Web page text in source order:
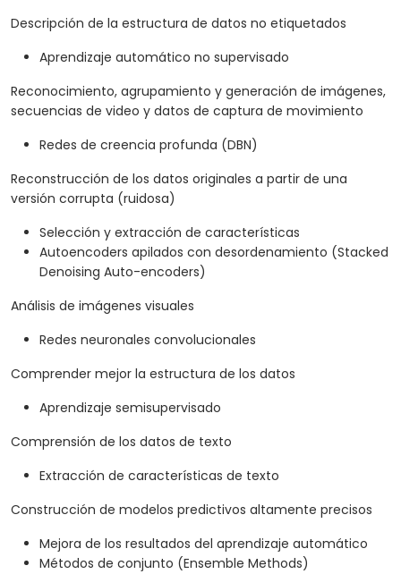
Descripción de la estructura de datos no etiquetados
Aprendizaje automático no supervisado
Reconocimiento, agrupamiento y generación de imágenes,
secuencias de video y datos de captura de movimiento
Redes de creencia profunda (DBN)
Reconstrucción de los datos originales a partir de una
versión corrupta (ruidosa)
Selección y extracción de características
Autoencoders apilados con desordenamiento (Stacked
Denoising Auto-encoders)
Análisis de imágenes visuales
Redes neuronales convolucionales
Comprender mejor la estructura de los datos
Aprendizaje semisupervisado
Comprensión de los datos de texto
Extracción de características de texto
Construcción de modelos predictivos altamente precisos
Mejora de los resultados del aprendizaje automático
Métodos de conjunto (Ensemble Methods)